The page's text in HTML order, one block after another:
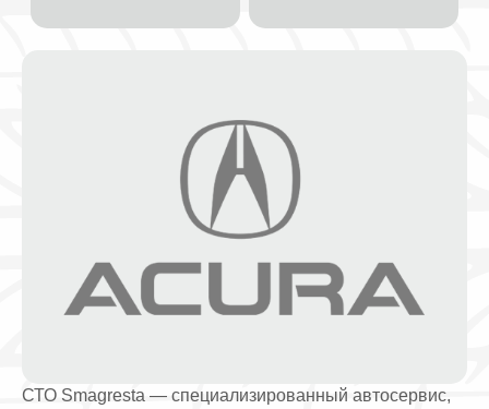
СТО Smagresta — специализированный автосервис,